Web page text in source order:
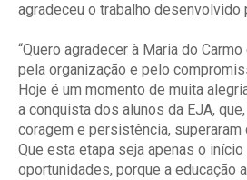
agradeceu o trabalho desenvolvido
“Quero agradecer à Maria do
pela organização e pelo
Hoje é um momento de muita
a conquista dos alunos da EJA,
coragem e persistência,
Que esta etapa seja apenas o início
oportunidades, porque a educação